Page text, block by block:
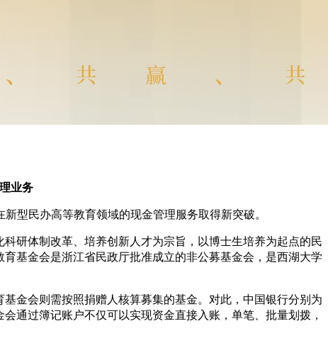
业务
型民办高等教育领域的现金管理服务取得新突破。
研体制改革、培养创新人才为宗旨，以博士生培养为起点的民
基金会是浙江省民政厅批准成立的非公募基金会，是西湖大学
金会则需按照捐赠人核算募集的基金。对此，中国银行分别为
通过簿记账户不仅可以实现资金直接入账，单笔、批量划拨，